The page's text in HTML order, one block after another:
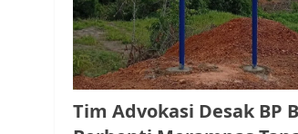
1 AGUSTUS 1,
Kader
dan
Tim Advokasi Desak BP